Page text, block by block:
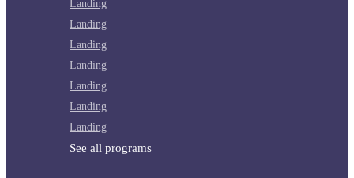
Landing
Landing
Landing
Landing
Landing
Landing
Landing
See all programs